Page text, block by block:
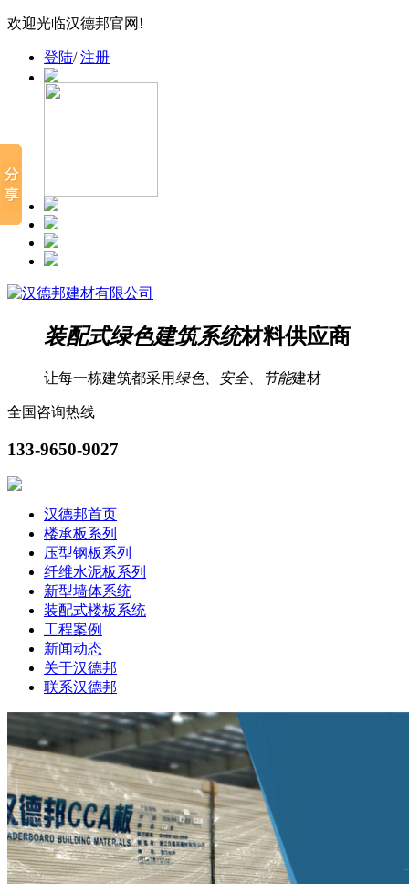
欢迎光临汉德邦官网!
登陆/注册
装配式绿色建筑系统材料供应商
让每一栋建筑都采用 绿色、安全、节能建材
全国咨询热线
133-9650-9027
汉德邦首页
楼承板系列
压型钢板系列
纤维水泥板系列
新型墙体系统
装配式楼板系统
工程案例
新闻动态
关于汉德邦
联系汉德邦